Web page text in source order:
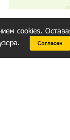
cookies.
Согласен